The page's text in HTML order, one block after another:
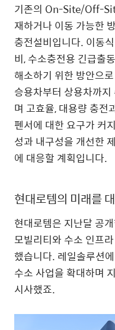
기존의 On-Site/Off-
재하거나 이동 가능한
충전설비입니다. 이동
비, 수소충전용 긴급출
해소하기 위한 방안으
승용차부터 상용차까
며 고효율, 대용량 충전
펜서에 대한 요구가 커
성과 내구성을 개선한
에 대응할 계획입니다.
현대로템의 미래를
현대로템은 지난달 공
모빌리티와 수소 인프
했습니다. 레일솔루션
수소 사업을 확대하며
시사했죠.